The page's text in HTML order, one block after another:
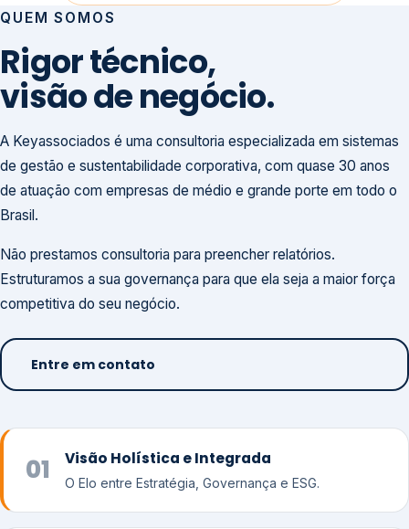
QUEM SOMOS
Rigor técnico,
visão de negócio.
A Keyassociados é uma consultoria especializada em sistemas
de gestão e sustentabilidade corporativa, com quase 30 anos
de atuação com empresas de médio e grande porte em todo o
Brasil.
Não prestamos consultoria para preencher relatórios.
Estruturamos a sua governança para que ela seja a maior força
competitiva do seu negócio.
Entre em contato
01 Visão Holística e Integrada
O Elo entre Estratégia, Governança e ESG.